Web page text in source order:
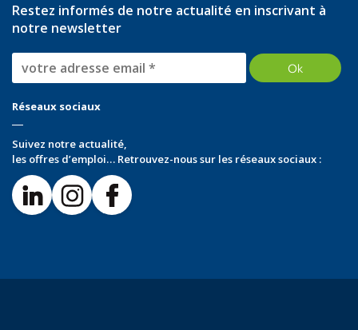
Restez informés de notre actualité en inscrivant à
notre newsletter
Réseaux sociaux
Suivez notre actualité,
les offres d’emploi… Retrouvez-nous sur les réseaux sociaux :